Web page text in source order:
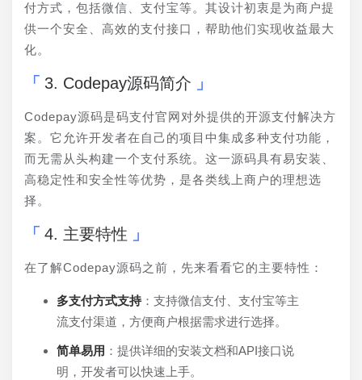
付方式，包括微信、支付宝等。其设计初衷是为商户提
供一个安全、高效的支付接口，帮助他们实现收益最大
化。
3. Codepay源码简介
Codepay源码是码支付官网对外提供的开源支付解决方
案。它允许开发者在自己的项目中集成多种支付功能，
而无需从头构建一个支付系统。这一源码具有易安装、
高稳定性和安全性等优势，是各类线上商户的理想选
择。
4. 主要特性
在了解Codepay源码之前，先来看看它的主要特性：
多支付方式支持：支持微信支付、支付宝等主
流支付渠道，方便商户根据需求进行选择。
简单易用 ：提供详细的安装文档和API接口说
明，开发者可以快速上手。